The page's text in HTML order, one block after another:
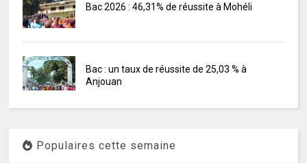
Bac 2026 : 46,31% de réussite à Mohéli
Bac : un taux de réussite de 25,03 % à
Anjouan
Populaires cette semaine